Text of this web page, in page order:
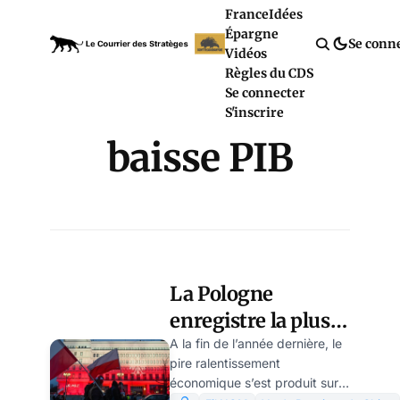
FranceIdées
Épargne
Vidéos
Règles du CDS
Se connecter
S'inscrire
Se
baisse PIB
La Pologne
enregistre la plus
forte baisse de PIB
en Europe, par
A la fin de l’année dernière, le
pire ralentissement
économique s’est produit sur